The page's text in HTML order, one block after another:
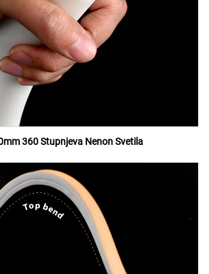
360 Stupnjeva Nenon Svetila